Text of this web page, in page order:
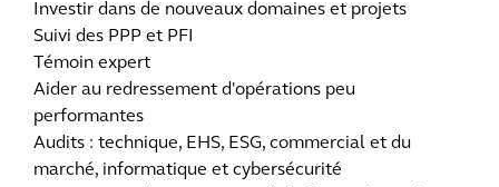
Investir dans de nouveaux domaines et projets
Suivi des PPP et PFI
Témoin expert
Aider au redressement d'opérations peu
performantes
Audits : technique, EHS, ESG, commercial et du
marché, informatique et cybersécurité